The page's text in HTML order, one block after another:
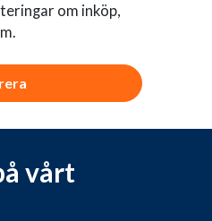
om inköp,
vårt